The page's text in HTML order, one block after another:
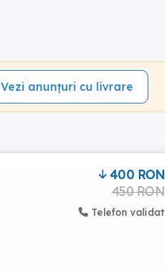
Vezi anunțuri cu livrare
400 RON
450 RON
Telefon validat